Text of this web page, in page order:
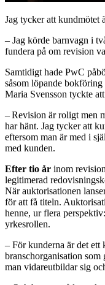
Jag tycker att kundmötet
– Jag körde barnvagn i
fundera på om revision
Samtidigt hade PwC
såsom löpande
Maria Svensson tyckte
– Revision är roligt men
har hänt. Jag tycker att
eftersom man är med i
med kunden.
Efter tio år inom
legitimerad
När auktorisationen
för att få titeln.
henne, ur flera
yrkesrollen.
– För kunderna är det
branschorganisation
man vidareutbildar sig